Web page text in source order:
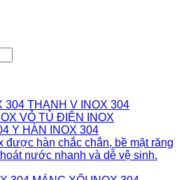
THANH V INOX 304
VỎ TỦ ĐIỆN INOX
Y HÀN INOX 304